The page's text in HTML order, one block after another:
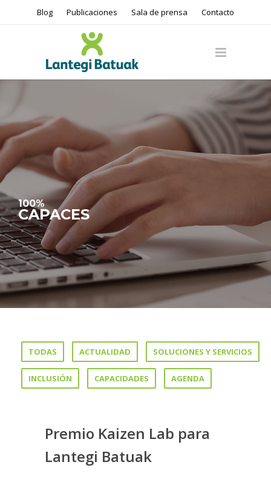
Blog Publicaciones Sala de prensa Contacto
100%
CAPACES
TODAS ACTUALIDAD SOLUCIONES Y SERVICIOS
INCLUSIÓN CAPACIDADES AGENDA
Premio Kaizen Lab para
Lantegi Batuak